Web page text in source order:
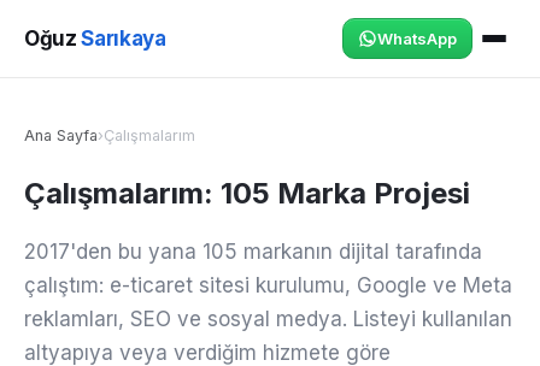
OğuzSarıkaya WhatsApp
Ana Sayfa›Çalışmalarım
Çalışmalarım: 105 Marka Projesi
2017'den bu yana 105 markanın dijital tarafında
çalıştım: e-ticaret sitesi kurulumu, Google ve Meta
reklamları, SEO ve sosyal medya. Listeyi kullanılan
altyapıya veya verdiğim hizmete göre